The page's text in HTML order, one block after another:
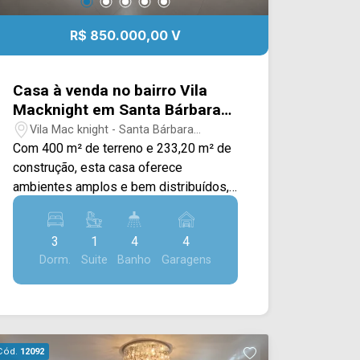
R$ 850.000,00 V
Casa à venda no bairro Vila
Macknight em Santa Bárbara
d`Oeste/SP
Vila Mac knight - Santa Bárbara
D`Oeste/SP
Com 400 m² de terreno e 233,20 m² de
construção, esta casa oferece
ambientes amplos e bem distribuídos,
com uma estrutura completa para quem
busca conforto e praticidade em uma
região residencial de Santa Bárbara
d`Oeste. A área social conta com três
salas amplas, cozinha planejada com
externa, o imóvel oferece piscina e
3
Dorm.
1
Suite
4
Banho
4
Garagens
12092